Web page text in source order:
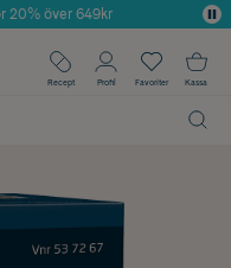
Skönhet
20% över 649kr
Recept Profil Favoriter Kassa